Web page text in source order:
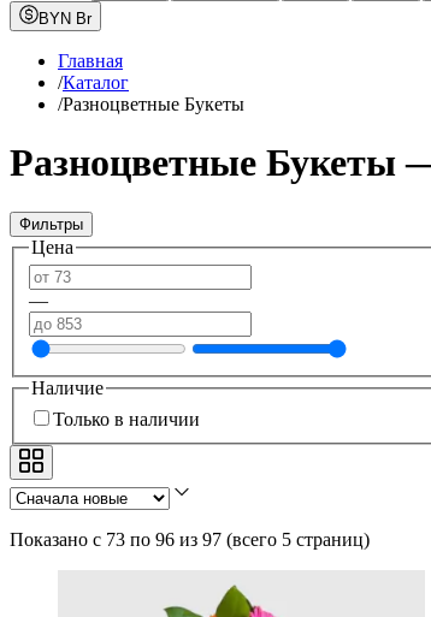
BYN Br
Главная
/Каталог
/Разноцветные Букеты
Разноцветные Букеты
Фильтры
Цена
—
Наличие
Только в наличии
Показано с 73 по 96 из 97 (всего 5 страниц)